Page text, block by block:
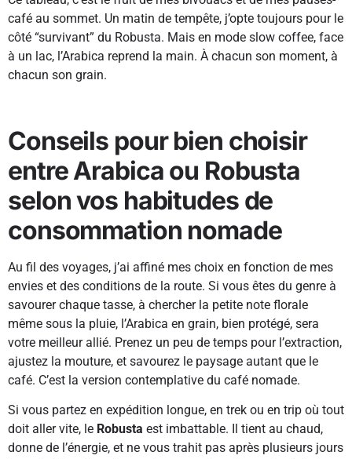
café au sommet. Un matin de tempête, j’opte toujours pour le
côté “survivant” du Robusta. Mais en mode slow coffee, face
à un lac, l’Arabica reprend la main. À chacun son moment, à
chacun son grain.
Conseils pour bien choisir
entre Arabica ou Robusta
selon vos habitudes de
consommation nomade
Au fil des voyages, j’ai affiné mes choix en fonction de mes
envies et des conditions de la route. Si vous êtes du genre à
savourer chaque tasse, à chercher la petite note florale
même sous la pluie, l’Arabica en grain, bien protégé, sera
votre meilleur allié. Prenez un peu de temps pour l’extraction,
ajustez la mouture, et savourez le paysage autant que le
café. C’est la version contemplative du café nomade.
Si vous partez en expédition longue, en trek ou en trip où tout
doit aller vite, le Robusta est imbattable. Il tient au chaud,
donne de l’énergie, et ne vous trahit pas après plusieurs jours